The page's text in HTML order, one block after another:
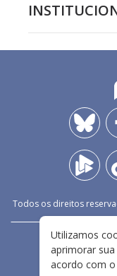
Todos os direitos
Utilizamos
aprimorar
acordo com o